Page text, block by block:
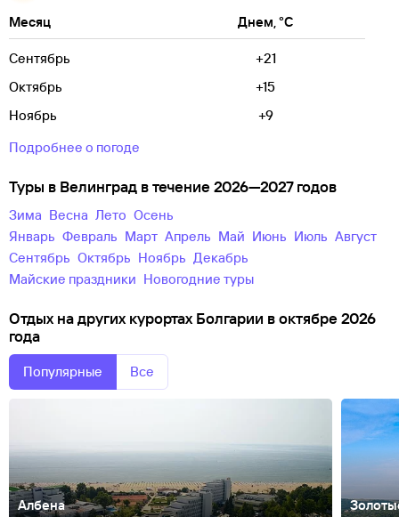
Месяц Днем, °C
Сентябрь
+21
Октябрь
+15
Ноябрь
+9
Подробнее о погоде
Туры в Велинград в течение 2026—2027 годов
зима весна лето
осень
Январь
Февраль Март Апрель Май Июнь Июль
Август
Сентябрь
Октябрь Ноябрь
Декабрь
майские праздники
новогодние туры
Отдых на других курортах Болгарии в октябре 2026
года
Популярные Все
Албена